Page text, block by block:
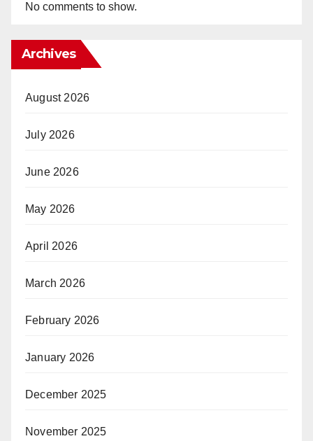
No comments to show.
Archives
August 2026
July 2026
June 2026
May 2026
April 2026
March 2026
February 2026
January 2026
December 2025
November 2025